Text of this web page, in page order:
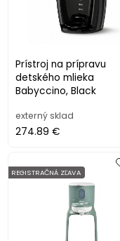
Prístroj na prípravu
detského mlieka
Babyccino, Black
externý sklad
274.89 €
REGISTRAČNÁ ZĽAVA